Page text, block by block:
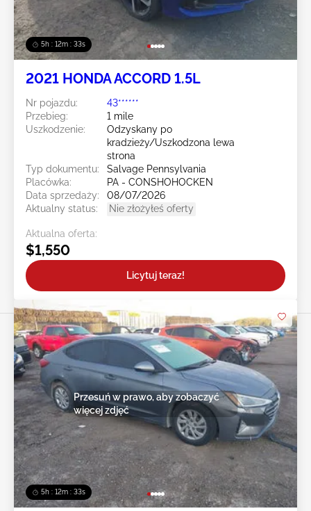
5h : 12m : 31s
2021 HONDA ACCORD 1.5L
Nr pojazdu:
43******
Przebieg:
1 mile
Uszkodzenie:
Odzyskany po
kradzieży/Uszkodzona lewa
strona
Typ dokumentu:
Salvage Pennsylvania
Placówka:
PA - CONSHOHOCKEN
Data sprzedaży:
08/07/2026
Aktualny status:
Nie złożyłeś oferty
Aktualna oferta:
$1,550
Licytuj teraz!
5h : 12m : 31s
Przesuń w prawo, aby zobaczyć
więcej zdjęć